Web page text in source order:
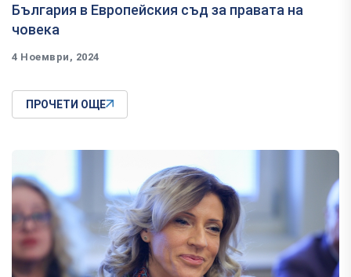
България в Европейския съд за правата на
човека
4 Ноември, 2024
ПРОЧЕТИ ОЩЕ